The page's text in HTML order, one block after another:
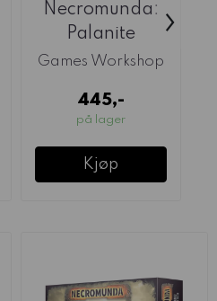
Necromunda:
Palanite
Enforcer Taurus
Games Workshop
445,-
på lager
Kjøp
›